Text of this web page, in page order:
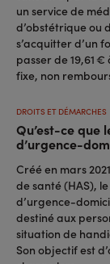
un service de
d’obstétrique ou
s’acquitter d’un
passer de 19,61
fixe, non
Qu’est-ce que
d’urgence-
DROITS ET DÉMARCHES
Créé en mars
de santé (HAS),
d’urgence-
destiné aux
situation de
Son objectif est